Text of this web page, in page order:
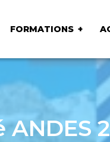
FORMATIONS